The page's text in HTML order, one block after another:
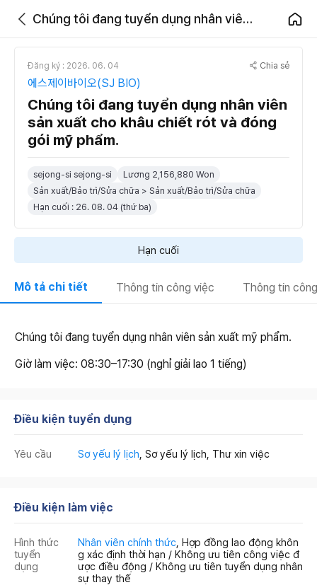
Chúng tôi đang tuyển dụng nhân viên sản xuất cho khâu chiết rót và đóng gói mỹ phẩm.
Đăng ký : 2026. 06. 04 Chia sẻ
에스제이바이오(SJ BIO)
Chúng tôi đang tuyển dụng nhân viên
sản xuất cho khâu chiết rót và đóng
gói mỹ phẩm.
sejong-si sejong-si
Lương 2,156,880 Won
Sản xuất/Bảo trì/Sửa chữa > Sản xuất/Bảo trì/Sửa chữa
Hạn cuối : 26. 08. 04 (thứ ba)
Hạn cuối
Mô tả chi tiết Thông tin công việc Thông tin
Chúng tôi đang tuyển dụng nhân viên sản xuất mỹ phẩm.
Giờ làm việc: 08:30–17:30 (nghỉ giải lao 1 tiếng)
Điều kiện tuyển dụng
Yêu cầu Sơ yếu lý lịch , Sơ yếu lý lịch, Thư xin việc
Điều kiện làm việc
Hình thức
tuyển
dụng
Nhân viên chính thức , Hợp đồng lao động khôn
g xác định thời hạn / Không ưu tiên công việc đ
ược điều động / Không ưu tiên tuyển dụng nhân
sự thay thế